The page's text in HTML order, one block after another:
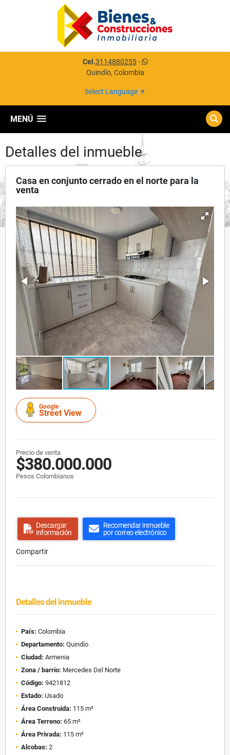
Cel.3114880255-
Quindío, Colombia
Select Language ▼
MENÚ
Detalles del inmueble
Casa en conjunto cerrado en el norte para la
venta
Google
Street View
Precio de venta
$380.000.000
Pesos Colombianos
Descargar
información
Recomendar inmueble
por correo electrónico
Compartir
Detalles del inmueble
País: Colombia
Departamento: Quindío
Ciudad: Armenia
Zona / barrio: Mercedes Del Norte
Código: 9421812
Estado: Usado
Área Construida: 115 m²
Área Terreno: 65 m²
Área Privada: 115 m²
Alcobas: 2